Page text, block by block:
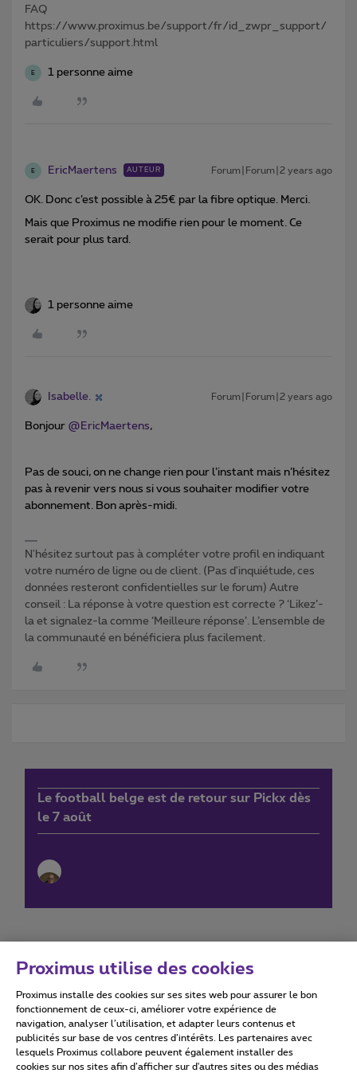
FAQ
https://www.proximus.be/support/fr/id_zwpr_support/
particuliers/support.html
E 1 personne aime
E EricMaertens AUTEUR Forum|Forum|2 years ago
OK. Donc c’est possible à 25€ par la fibre optique. Merci.
Mais que Proximus ne modifie rien pour le moment. Ce
serait pour plus tard.
1 personne aime
Isabelle. Forum|Forum|2 years ago
Bonjour @EricMaertens,
Pas de souci, on ne change rien pour l’instant mais n’hésitez
pas à revenir vers nous si vous souhaiter modifier votre
abonnement. Bon après-midi.
N'hésitez surtout pas à compléter votre profil en indiquant
votre numéro de ligne ou de client. (Pas d'inquiétude, ces
données resteront confidentielles sur le forum) Autre
conseil : La réponse à votre question est correcte ? ‘Likez’-
la et signalez-la comme ‘Meilleure réponse’. L’ensemble de
la communauté en bénéficiera plus facilement.
Le football belge est de retour sur Pickx dès
le 7 août
Conditions d'utilisation Accessibility statement
Proximus utilise des cookies
Proximus installe des cookies sur ses sites web pour assurer le bon
fonctionnement de ceux-ci, améliorer votre expérience de
navigation, analyser l’utilisation, et adapter leurs contenus et
publicités sur base de vos centres d’intérêts. Les partenaires avec
lesquels Proximus collabore peuvent également installer des
cookies sur nos sites afin d’afficher sur d'autres sites ou des médias